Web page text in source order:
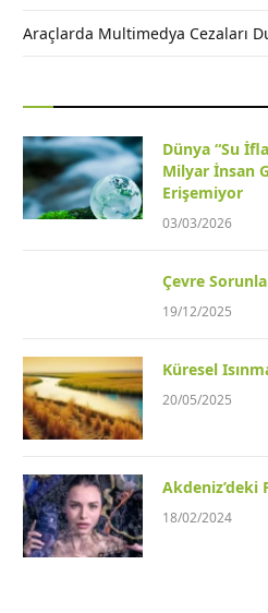
Araçlarda Multimedya Cezaları
Dünya “Su
Milyar İnsan
Erişemiyor
03/03/2026
Çevre
19/12/2025
Küresel
20/05/2025
Akdeniz’deki
18/02/2024